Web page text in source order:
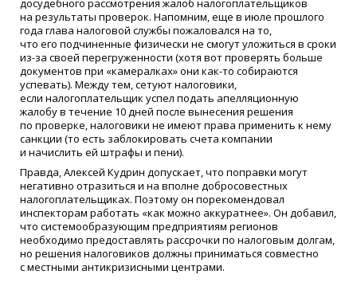
досудебного рассмотрения жалоб налогоплательщиков
на результаты проверок. Напомним, еще в июле прошлого
года глава налоговой службы пожаловался на то,
что его подчиненные физически не смогут уложиться в сроки
из-за своей перегруженности (хотя вот проверять больше
документов при «камералках» они как-то собираются
успевать). Между тем, сетуют налоговики,
если налогоплательщик успел подать апелляционную
жалобу в течение 10 дней после вынесения решения
по проверке, налоговики не имеют права применить к нему
санкции (то есть заблокировать счета компании
и начислить ей штрафы и пени).
Правда, Алексей Кудрин допускает, что поправки могут
негативно отразиться и на вполне добросовестных
налогоплательщиках. Поэтому он порекомендовал
инспекторам работать «как можно аккуратнее». Он добавил,
что системообразующим предприятиям регионов
необходимо предоставлять рассрочки по налоговым долгам,
но решения налоговиков должны приниматься совместно
с местными антикризисными центрами.